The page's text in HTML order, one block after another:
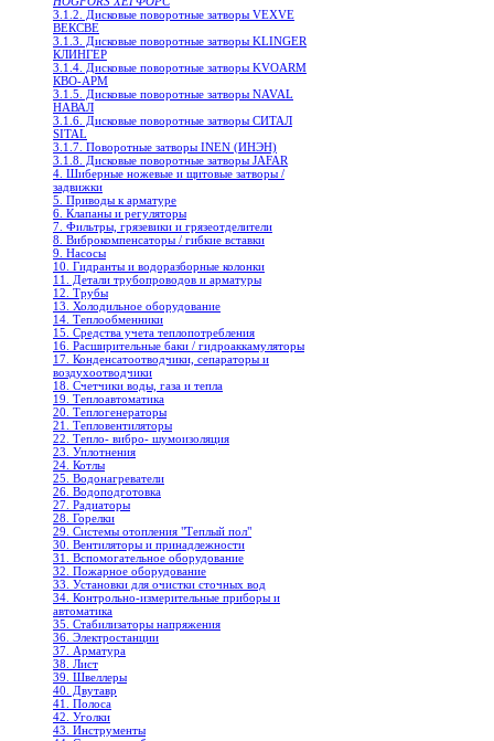
3.1.2. Дисковые поворотные затворы VEXVE
ВЕКСВЕ
3.1.3. Дисковые поворотные затворы KLINGER
КЛИНГЕР
3.1.4. Дисковые поворотные затворы KVOARM
КВО-АРМ
3.1.5. Дисковые поворотные затворы NAVAL
НАВАЛ
3.1.6. Дисковые поворотные затворы СИТАЛ
SITAL
3.1.7. Поворотные затворы INEN (ИНЭН)
3.1.8. Дисковые поворотные затворы JAFAR
4. Шиберные ножевые и щитовые затворы /
задвижки
5. Приводы к арматуре
6. Клапаны и регуляторы
7. Фильтры, грязевики и грязеотделители
8. Виброкомпенсаторы / гибкие вставки
9. Насосы
10. Гидранты и водоразборные колонки
11. Детали трубопроводов и арматуры
12. Трубы
13. Холодильное oборудование
14. Теплообменники
15. Средства учета теплопотребления
16. Расширительные баки / гидроаккамуляторы
17. Конденсатоотводчики, сепараторы и
воздухоотводчики
18. Счетчики воды, газа и тепла
19. Теплоавтоматика
20. Теплогенераторы
21. Тепловентиляторы
22. Тепло- вибро- шумоизоляция
23. Уплотнения
24. Котлы
25. Водонагреватели
26. Водоподготовка
27. Радиаторы
28. Горелки
29. Системы отопления "Теплый пол"
30. Вентиляторы и принадлежности
31. Вспомогательное оборудование
32. Пожарное оборудование
33. Установки для очистки сточных вод
34. Контрольно-измерительные приборы и
автоматика
35. Стабилизаторы напряжения
36. Электростанции
37. Арматура
38. Лист
39. Швеллеры
40. Двутавр
41. Полоса
42. Уголки
43. Инструменты